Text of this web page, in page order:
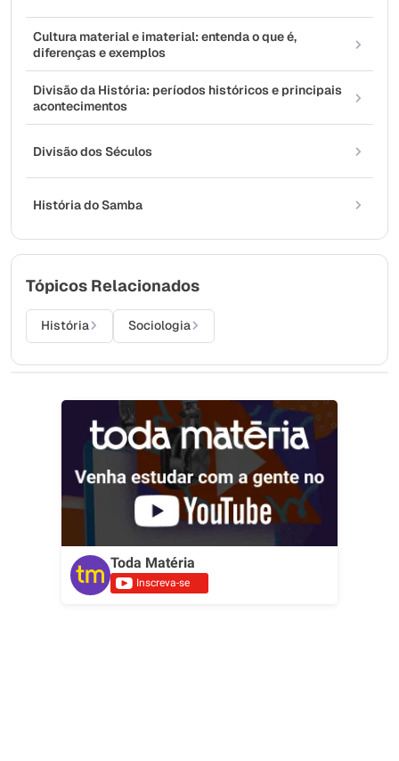
Cultura material e imaterial: entenda o que é,
diferenças e exemplos
Divisão da História: períodos históricos e principais
acontecimentos
Divisão dos Séculos
História do Samba
Tópicos Relacionados
História Sociologia
Toda Matéria
Inscreva-se